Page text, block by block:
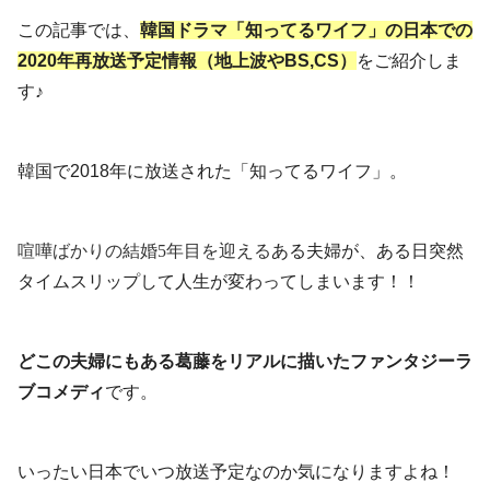
この記事では、 韓国ドラマ「知ってるワイフ」の日本での
2020年再放送予定情報（地上波やBS,CS）
をご紹介しま
す♪
韓国で2018年に放送された「知ってるワイフ」。
喧嘩ばかりの結婚5年目を迎えるある夫婦が、ある日突然
タイムスリップして人生が変わってしまいます！！
どこの夫婦にもある葛藤をリアルに描いたファンタジーラ
ブコメディです。
いったい日本でいつ放送予定なのか気になりますよね！